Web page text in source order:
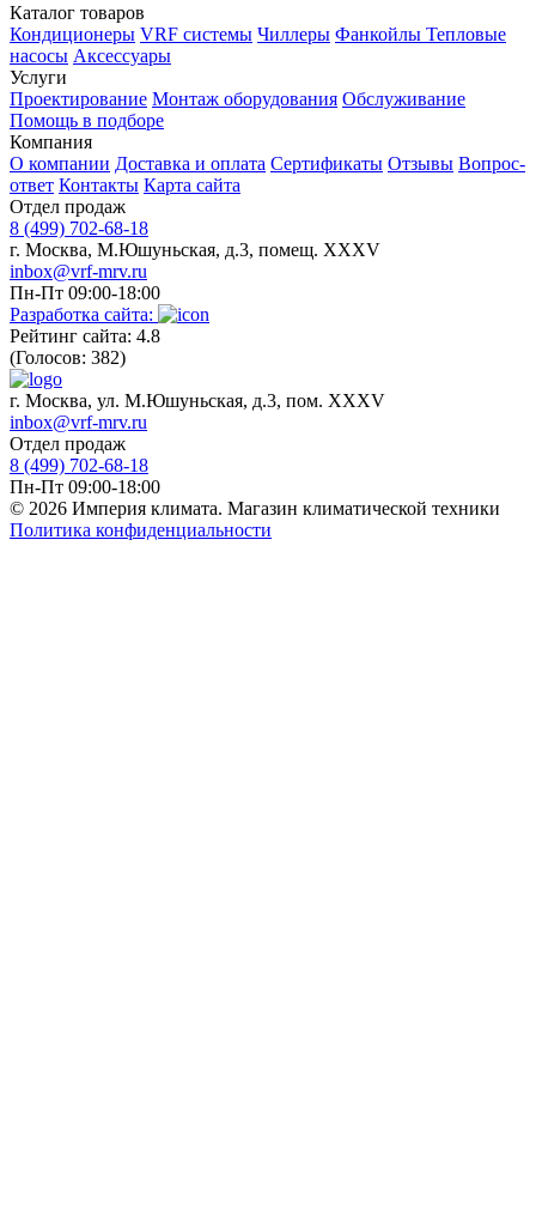
Каталог товаров
Кондиционеры VRF системы Чиллеры Фанкойлы Тепловые
насосы Аксессуары
Услуги
Проектирование Монтаж оборудования Обслуживание
Помощь в подборе
Компания
О компании Доставка и оплата Сертификаты Отзывы Вопрос-
ответ Контакты Карта сайта
Отдел продаж
8 (499) 702-68-18
г. Москва, М.Юшуньская, д.3, помещ. XXXV
inbox@vrf-mrv.ru
Пн-Пт 09:00-18:00
Разработка сайта:
Рейтинг сайта: 4.8
(Голосов: 382)
г. Москва, ул. М.Юшуньская, д.3, пом. XXXV
inbox@vrf-mrv.ru
Отдел продаж
8 (499) 702-68-18
Пн-Пт 09:00-18:00
© 2026 Империя климата. Магазин климатической техники
Политика конфиденциальности